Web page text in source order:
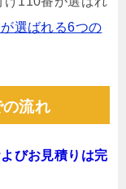
選ばれる6つの
流れ
びお見積りは完